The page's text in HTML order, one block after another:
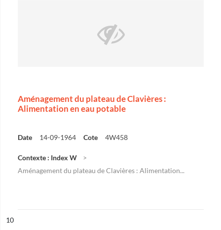
Aménagement du plateau de Clavières :
Alimentation en eau potable
Date 14-09-1964 Cote 4W458
Contexte : Index W
Aménagement du plateau de Clavières : Alimentation...
n°
10